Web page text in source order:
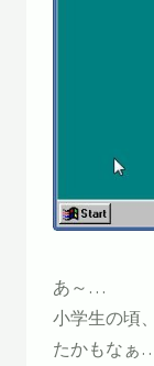
あ～…
小学生の頃
たかもなぁ